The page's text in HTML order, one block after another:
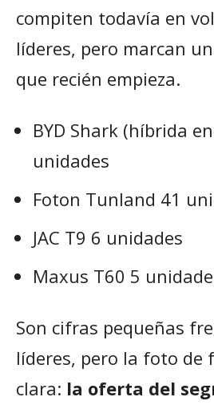
compiten todavía en
líderes, pero marcan
que recién empieza.
BYD Shark (híbrida
unidades
Foton Tunland 41
JAC T9 6 unidades
Maxus T60 5
Son cifras pequeñas
líderes, pero la foto de
clara: la oferta del